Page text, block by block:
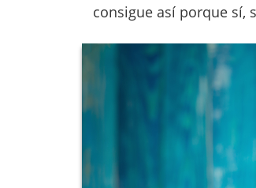
consigue así porque sí,